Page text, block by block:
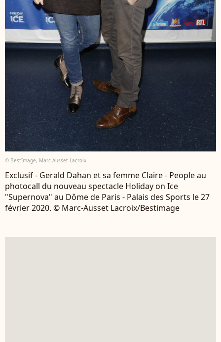
© BestImage, Marc-Ausset Lacroix
Exclusif - Gerald Dahan et sa femme Claire - People au
photocall du nouveau spectacle Holiday on Ice
"Supernova" au Dôme de Paris - Palais des Sports le 27
février 2020. © Marc-Ausset Lacroix/Bestimage